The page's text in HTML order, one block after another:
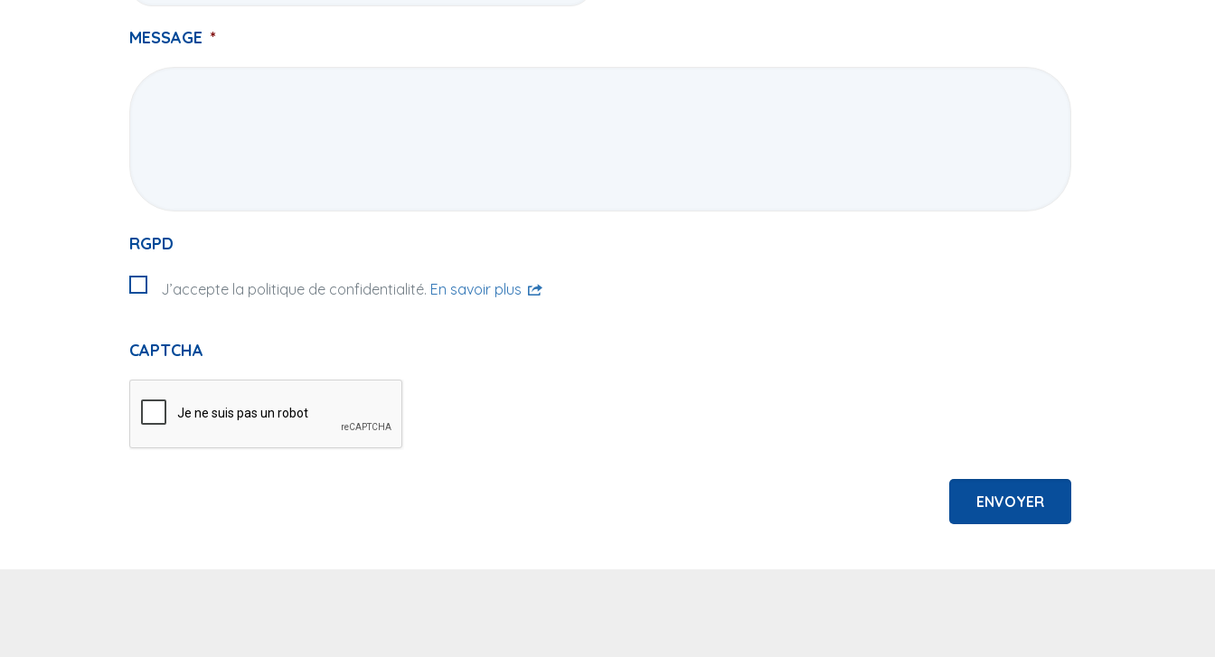
MESSAGE *
RGPD
J’accepte la politique de confidentialité. En savoir plus
CAPTCHA